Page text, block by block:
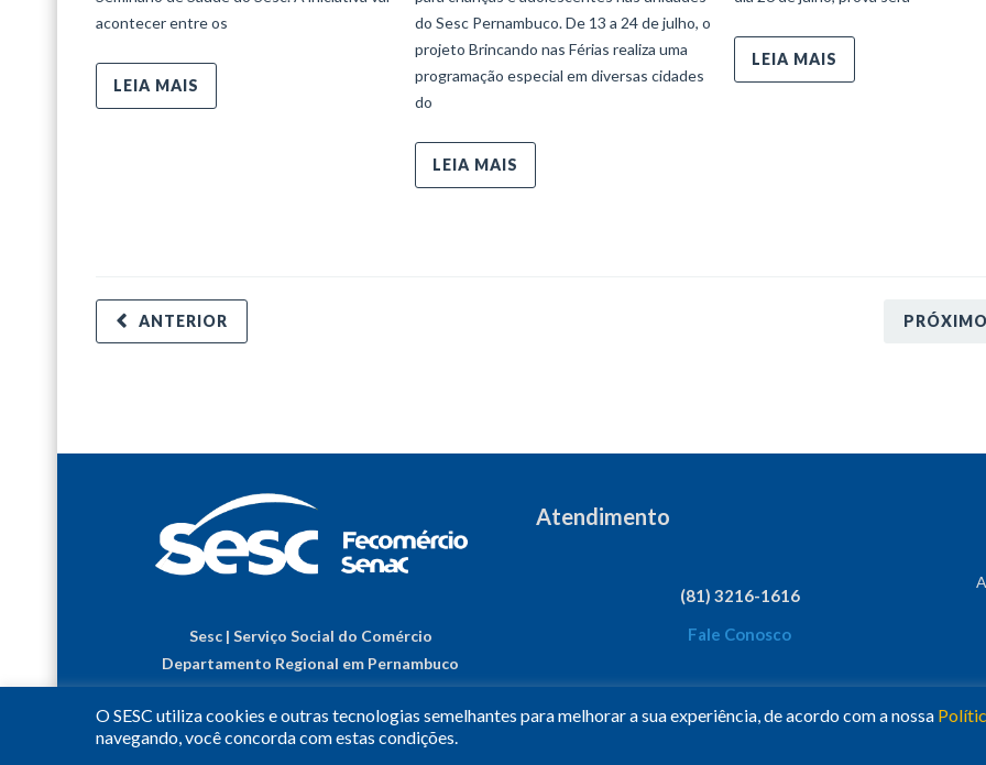
acontecer entre os
LEIA MAIS
do Sesc Pernambuco. De 13 a 24 de julho, o
projeto Brincando nas Férias realiza uma
programação especial em diversas cidades
do
LEIA MAIS
LEIA MAIS
PRÓXIMO
ANTERIOR
Sesc | Serviço Social do Comércio
Departamento Regional em Pernambuco
Atendimento
(81) 3216-1616
Fale Conosco
© 2023 • Todos os Direitos Reservados.•Conheça o
O SESC utiliza cookies e outras tecnologias semelhantes para melhorar a sua experiência, de acordo com a nossa
navegando, você concorda com estas condições.